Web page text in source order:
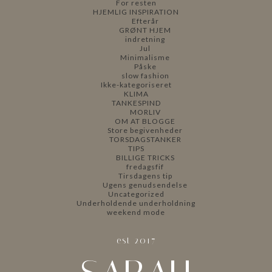
For resten
HJEMLIG INSPIRATION
Efterår
GRØNT HJEM
indretning
Jul
Minimalisme
Påske
slow fashion
Ikke-kategoriseret
KLIMA
TANKESPIND
MORLIV
OM AT BLOGGE
Store begivenheder
TORSDAGSTANKER
TIPS
BILLIGE TRICKS
fredagsfif
Tirsdagens tip
Ugens genudsendelse
Uncategorized
Underholdende underholdning
weekend mode
est 2017